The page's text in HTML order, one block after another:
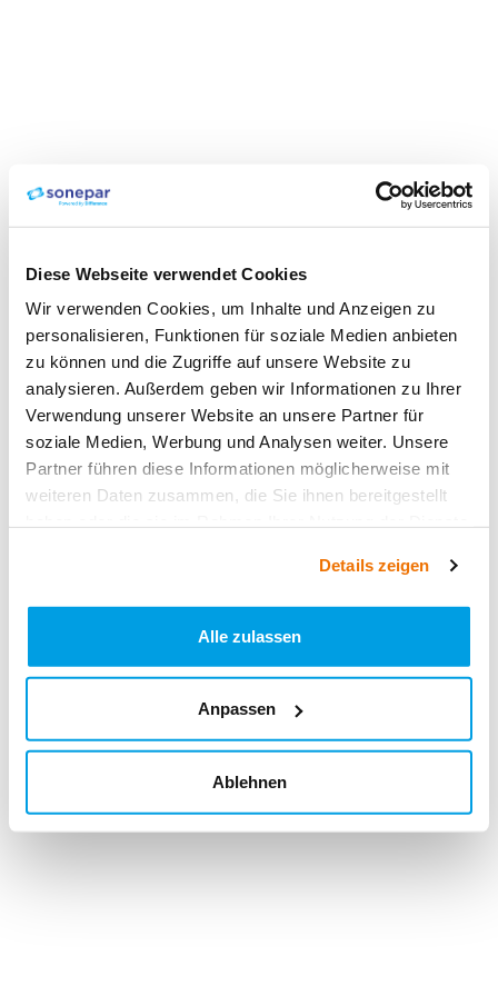
Diese Webseite verwendet Cookies
Wir verwenden Cookies, um Inhalte und Anzeigen zu
personalisieren, Funktionen für soziale Medien anbieten
zu können und die Zugriffe auf unsere Website zu
analysieren. Außerdem geben wir Informationen zu Ihrer
Verwendung unserer Website an unsere Partner für
soziale Medien, Werbung und Analysen weiter. Unsere
Partner führen diese Informationen möglicherweise mit
weiteren Daten zusammen, die Sie ihnen bereitgestellt
Details zeigen
Alle zulassen
Anpassen
Ablehnen